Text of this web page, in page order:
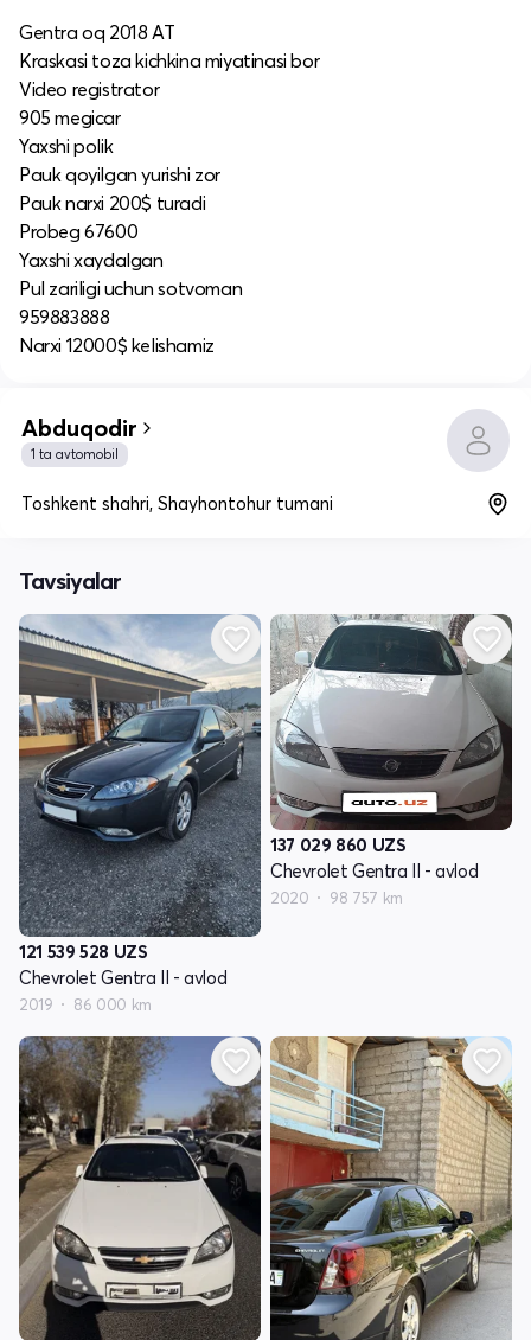
Gentra oq 2018 AT
Kraskasi toza kichkina miyatinasi bor
Video registrator
905 megicar
Yaxshi polik
Pauk qoyilgan yurishi zor
Pauk narxi 200$ turadi
Probeg 67600
Yaxshi xaydalgan
Pul zariligi uchun sotvoman
959883888
Narxi 12000$ kelishamiz
Abduqodir
1 ta avtomobil
Toshkent shahri, Shayhontohur tumani
Tavsiyalar
121 539 528 UZS
Chevrolet Gentra II - avlod
2019 86 000 km
137 029 860 UZS
Chevrolet Gentra II - avlod
2020 98 757 km